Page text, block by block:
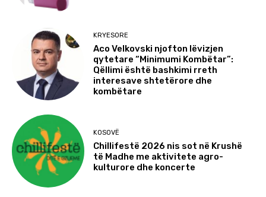
KRYESORE
Aco Velkovski njofton lëvizjen
qytetare “Minimumi Kombëtar”:
Qëllimi është bashkimi rreth
interesave shtetërore dhe
kombëtare
KOSOVË
Chillifestë 2026 nis sot në Krushë
të Madhe me aktivitete agro-
kulturore dhe koncerte